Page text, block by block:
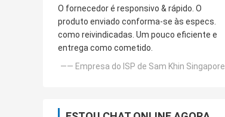
O fornecedor é responsivo & rápido. O
produto enviado conforma-se às especs.
como reivindicadas. Um pouco eficiente e
entrega como cometido.
—— Empresa do ISP de Sam Khin Singapore